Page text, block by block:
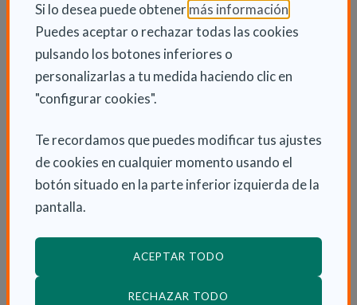
Si lo desea puede obtener más información(Abre en
Puedes aceptar o rechazar todas las cookies
pulsando los botones inferiores o
personalizarlas a tu medida haciendo clic en
"configurar cookies".
Te recordamos que puedes modificar tus ajustes
de cookies en cualquier momento usando el
botón situado en la parte inferior izquierda de la
pantalla.
ACEPTAR TODO
RECHAZAR TODO
desde la Fundación”.
INFORMACIÓN ADICIONAL
Lun 14 Enero 2019
Fundación
ENLACES RELACIONADOS
Sociosanitaria